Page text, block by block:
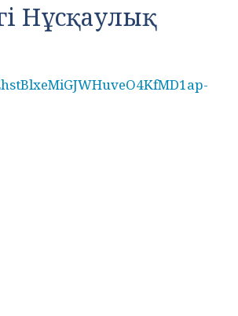
Нұсқаулық